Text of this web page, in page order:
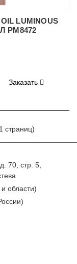
LUMINOUS
PM8472
Заказать
страниц)
70, стр. 5,
области)